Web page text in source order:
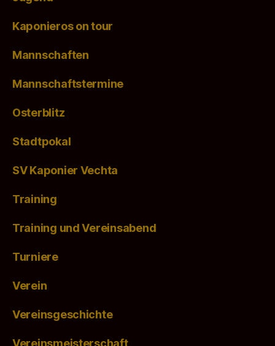
Kaponieros on tour
Mannschaften
Mannschaftstermine
Osterblitz
Stadtpokal
SV Kaponier Vechta
Training
Training und Vereinsabend
Turniere
Verein
Vereinsgeschichte
Vereinsmeisterschaft